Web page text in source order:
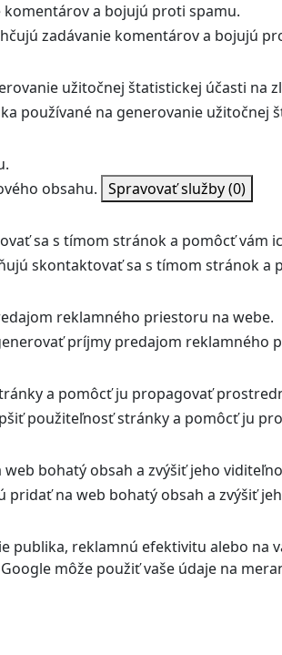
a bojujú proti spamu.
zadávanie komentárov a bojujú
užitočnej štatistickej účasti na
používané na generovanie užitočnej
obsahu. Spravovať služby(0)
sa s tímom stránok a pomôcť vám
skontaktovať sa s tímom stránok a
reklamného priestoru na webe.
príjmy predajom reklamného
a pomôcť ju propagovať
použiteľnosť stránky a pomôcť ju
bohatý obsah a zvýšiť jeho
pridať na web bohatý obsah a zvýšiť
publika, reklamnú efektivitu alebo na
Google môže použiť vaše údaje na